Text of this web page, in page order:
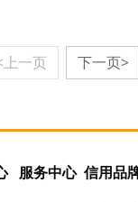
上一页 下一页>
服务中心 信用品